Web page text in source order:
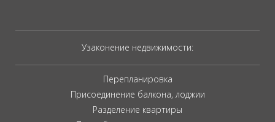
Узаконение недвижимости:
Перепланировка
Присоединение балкона, лоджии
Разделение квартиры